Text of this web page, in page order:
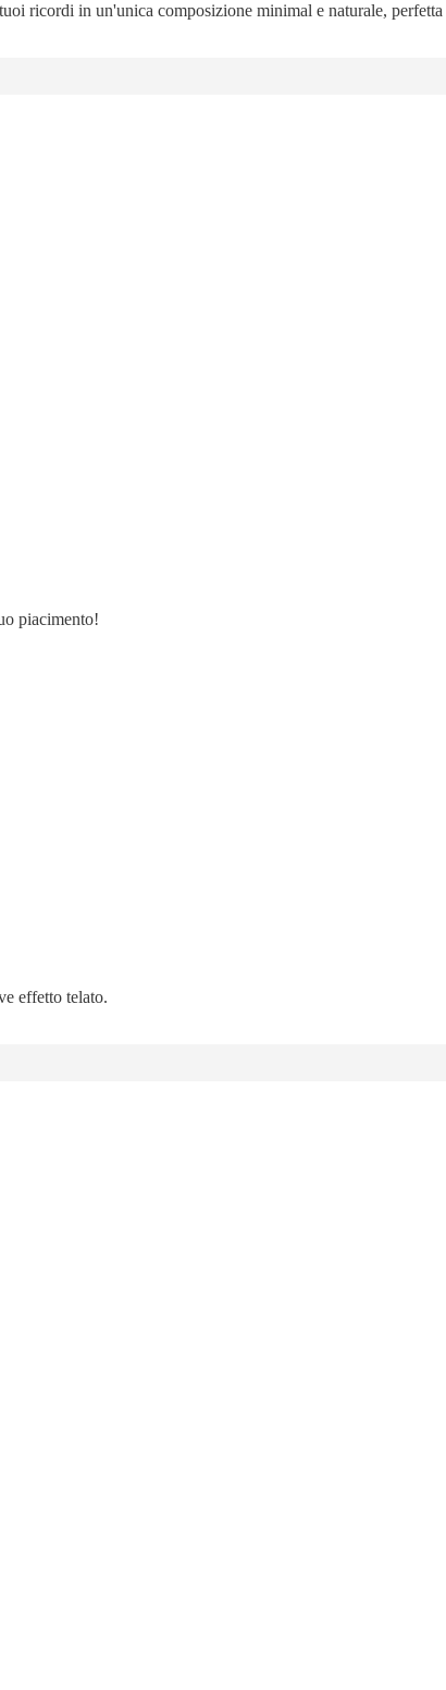
ricordi in un'unica composizione minimal e naturale, perfetta
piacimento!
effetto telato.